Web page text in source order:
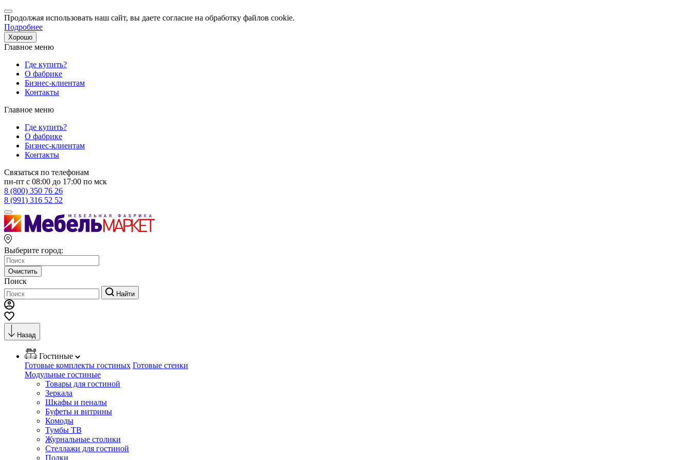
Продолжая использовать наш сайт, вы даете согласие на обработку файлов cookie.
Подробнее
Хорошо
Главное меню
Где купить?
О фабрике
Бизнес-клиентам
Контакты
Главное меню
Где купить?
О фабрике
Бизнес-клиентам
Контакты
Связаться по телефонам
пн-пт с 08:00 до 17:00 по мск
8 (800) 350 76 26
8 (991) 316 52 52
Выберите город:
Очистить
Поиск
Найти
Назад
Гостиные
Готовые комплекты гостиных Готовые стенки
Модульные гостиные
Товары для гостиной
Зеркала
Шкафы и пеналы
Буфеты и витрины
Комоды
Тумбы ТВ
Журнальные столики
Стеллажи для гостиной
Полки